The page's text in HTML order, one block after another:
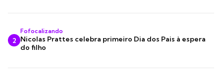
2
Fofocalizando
Nicolas Prattes celebra primeiro Dia dos Pais à espera
do filho